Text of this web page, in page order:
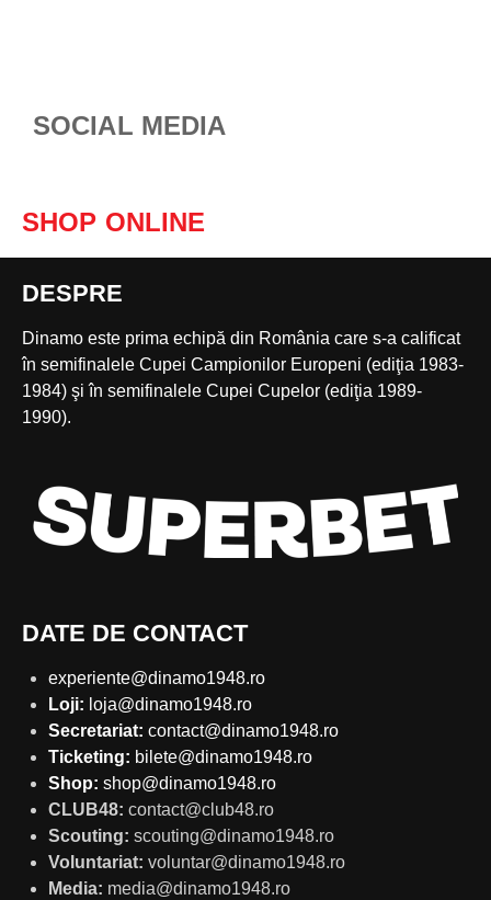
SOCIAL MEDIA
SHOP ONLINE
DESPRE
Dinamo este prima echipă din România care s-a calificat
în semifinalele Cupei Campionilor Europeni (ediţia 1983-
1984) şi în semifinalele Cupei Cupelor (ediţia 1989-
1990).
DATE DE CONTACT
experiente@dinamo1948.ro
Loji: loja@dinamo1948.ro
Secretariat: contact@dinamo1948.ro
Ticketing: bilete@dinamo1948.ro
Shop: shop@dinamo1948.ro
CLUB48: contact@club48.ro
Scouting: scouting@dinamo1948.ro
Voluntariat: voluntar@dinamo1948.ro
Media: media@dinamo1948.ro